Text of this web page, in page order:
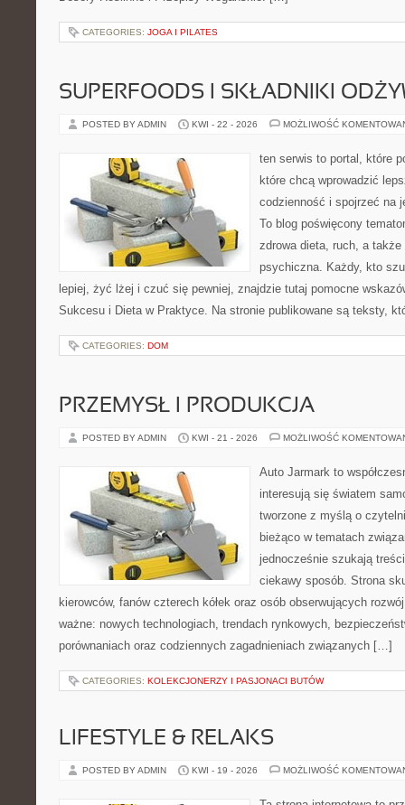
CATEGORIES: JOGA I PILATES
SUPERFOODS I SKŁADNIKI
POSTED BY ADMIN KWI - 22 - 2026 MOŻLIWOŚĆ
ten serwis to portal, które
które chcą wprowadzić
codzienność i spojrzeć na
To blog poświęcony
zdrowa dieta, ruch, a
psychiczna. Każdy, kto
lepiej, żyć lżej i czuć się pewniej, znajdzie tutaj pomocne
Sukcesu i Dieta w Praktyce. Na stronie publikowane są teksty,
CATEGORIES: DOM
PRZEMYSŁ I PRODUKCJA
POSTED BY ADMIN KWI - 21 - 2026 MOŻLIWOŚĆ
Auto Jarmark to
interesują się światem
tworzone z myślą o
bieżąco w tematach
jednocześnie szukają
ciekawy sposób. Strona
kierowców, fanów czterech kółek oraz osób obserwujących
ważne: nowych technologiach, trendach rynkowych,
porównaniach oraz codziennych zagadnieniach związanych […]
CATEGORIES: KOLEKCJONERZY I PASJONACI BUTÓW
LIFESTYLE & RELAKS
POSTED BY ADMIN KWI - 19 - 2026 MOŻLIWOŚĆ